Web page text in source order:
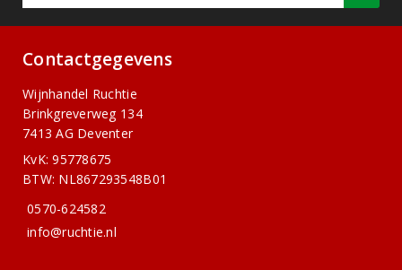
Contactgegevens
Wijnhandel Ruchtie
Brinkgreverweg 134
7413 AG Deventer
KvK: 95778675
BTW: NL867293548B01
0570-624582
info@ruchtie.nl